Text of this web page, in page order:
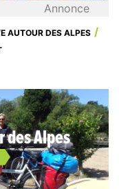
Annonce
AUTOUR DES ALPES
des Alpes